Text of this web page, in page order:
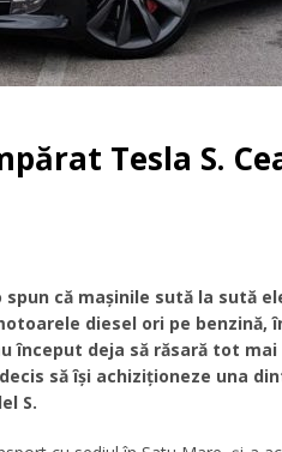
Tesla S.
că mașinile sută la sută
diesel ori pe
început deja să răsară tot
să își achiziționeze una
S.